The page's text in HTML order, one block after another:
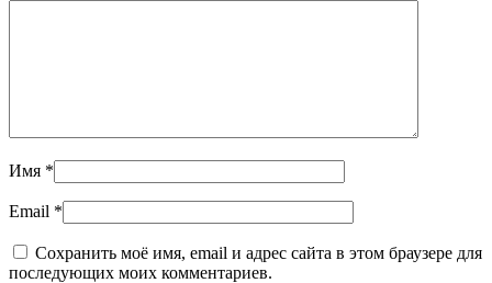
Имя *
Email *
Сохранить моё имя, email и адрес сайта в этом браузере для
последующих моих комментариев.